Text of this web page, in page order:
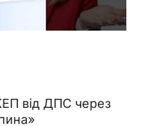
від ДПС через